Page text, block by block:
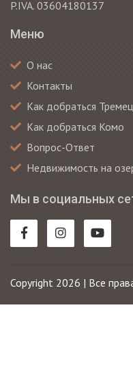
P.IVA. 03604180137
Меню
О нас
Контакты
Как добраться
Как добраться Комо
Вопрос-Ответ
Недвижимость на
Мы в социальных
Copyright 2026 | Все